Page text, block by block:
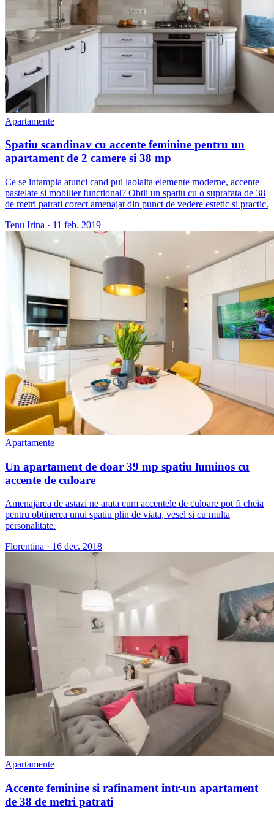
Apartamente
Spatiu scandinav cu accente feminine pentru un
apartament de 2 camere si 38 mp
Ce se intampla atunci cand pui laolalta elemente moderne, accente
pastelate si mobilier functional? Obtii un spatiu cu o suprafata de 38
de metri patrati corect amenajat din punct de vedere estetic si practic.
Tenu Irina · 11 feb. 2019
Apartamente
Un apartament de doar 39 mp spatiu luminos cu
accente de culoare
Amenajarea de astazi ne arata cum accentele de culoare pot fi cheia
pentru obtinerea unui spatiu plin de viata, vesel si cu multa
personalitate.
Florentina · 16 dec. 2018
Apartamente
Accente feminine si rafinament intr-un apartament
de 38 de metri patrati